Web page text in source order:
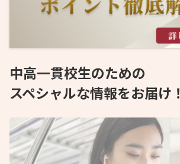
中高一貫校生のための
スペシャルな情報をお届け！